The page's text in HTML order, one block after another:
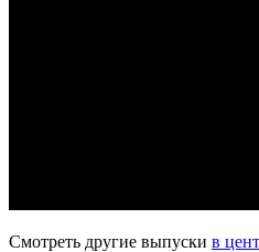
Смотреть другие выпуски в